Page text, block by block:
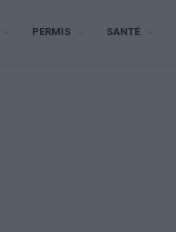
PERMIS SANTÉ